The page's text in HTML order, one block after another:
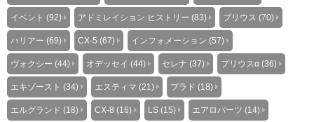
イベント (92) アドミレイション ヒストリー (83) プリウス (70)
ハリアー (69) CX-5 (67) インフォメーション (57)
ヴォクシー (44) オデッセイ (44) セレナ (37) プリウスα (36)
エキゾースト (34) エスティマ (21) プラド (18)
エルグランド (18) CX-8 (16) LS (15) エアロパーツ (14)